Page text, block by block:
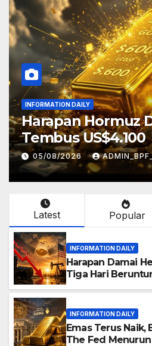
Dorong Emas
Latest Popular
INFORMATION DAILY
Harapan Damai
Tiga Hari
INFORMATION DAILY
Emas Terus Naik,
The Fed Menurun